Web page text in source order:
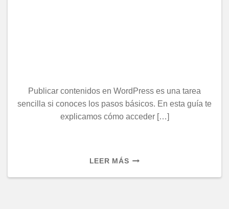
Publicar contenidos en WordPress es una tarea
sencilla si conoces los pasos básicos. En esta guía te
explicamos cómo acceder […]
LEER MÁSCÓMO
AL